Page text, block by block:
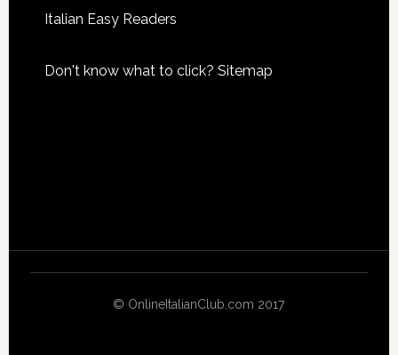
Italian Easy Readers
Don't know what to click? Sitemap
© OnlineItalianClub.com 2017